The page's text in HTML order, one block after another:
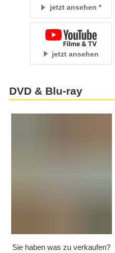
jetzt ansehen
jetzt ansehen
DVD & Blu-ray
Sie haben was zu verkaufen?